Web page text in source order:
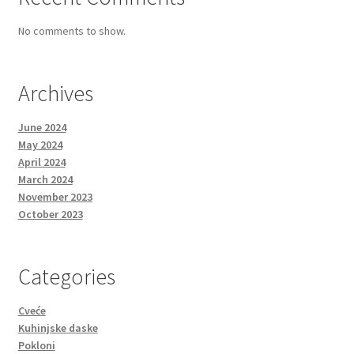
No comments to show.
Archives
June 2024
May 2024
April 2024
March 2024
November 2023
October 2023
Categories
Cveće
Kuhinjske daske
Pokloni